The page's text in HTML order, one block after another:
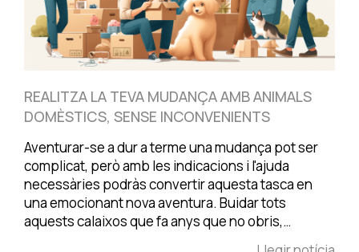
REALITZA LA TEVA MUDANÇA AMB ANIMALS
DOMÈSTICS, SENSE INCONVENIENTS
Aventurar-se a dur a terme una mudança pot ser
complicat, però amb les indicacions i l'ajuda
necessàries podràs convertir aquesta tasca en
una emocionant nova aventura. Buidar tots
aquests calaixos que fa anys que no obris,…